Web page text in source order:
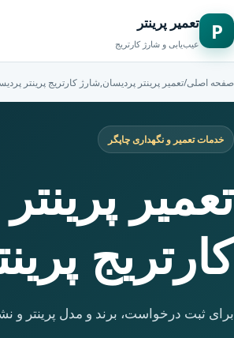
P تعمیر پرینتر
عیب‌یابی و شارژ کارتریج
صفحه اصلی/تعمیر پرینتر پردیسان,شارژ کارتریج پرینتر
خدمات تعمیر و نگهداری چاپگر
تعمیر
کارتریج
برای ثبت درخواست، برند و مدل پرینتر و